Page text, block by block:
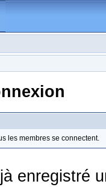
les membres se connectent.
enregistré